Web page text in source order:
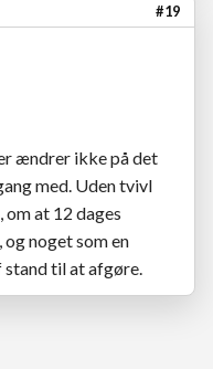
#19
ændrer ikke på det
med. Uden tvivl
at 12 dages
noget som en
stand til at afgøre.